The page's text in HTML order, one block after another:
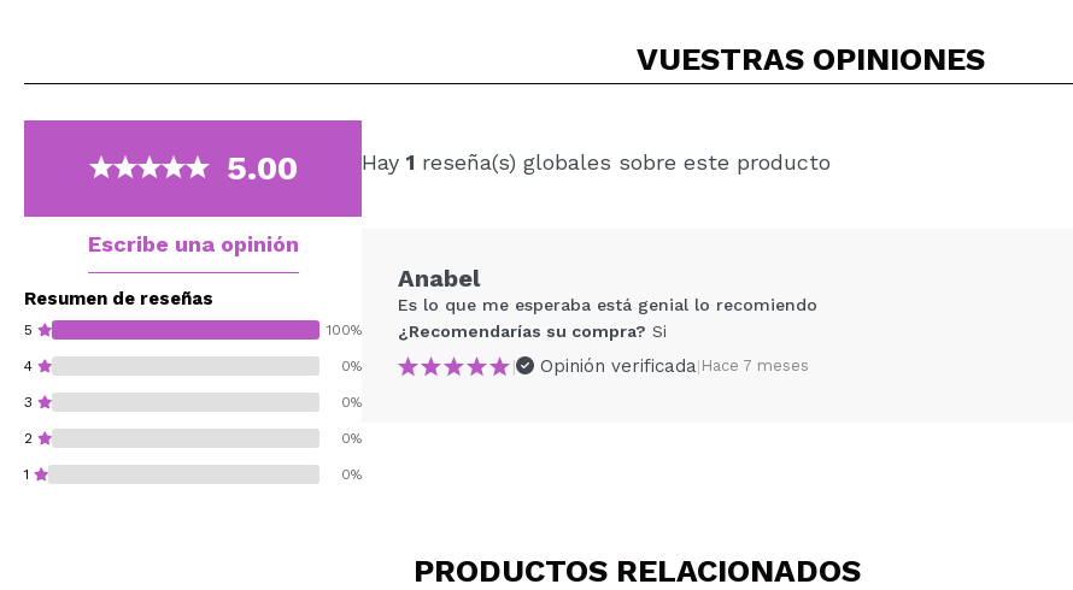
VUESTRAS OPINIONES
5.00
Escribe una opinión
Resumen de reseñas
5 100%
4 0%
3 0%
2 0%
1 0%
Hay 1 reseña(s) globales sobre este producto
Anabel
Es lo que me esperaba está genial lo recomiendo
¿Recomendarías su compra? Si
|
Opinión verificada| Hace 7 meses
PRODUCTOS RELACIONADOS